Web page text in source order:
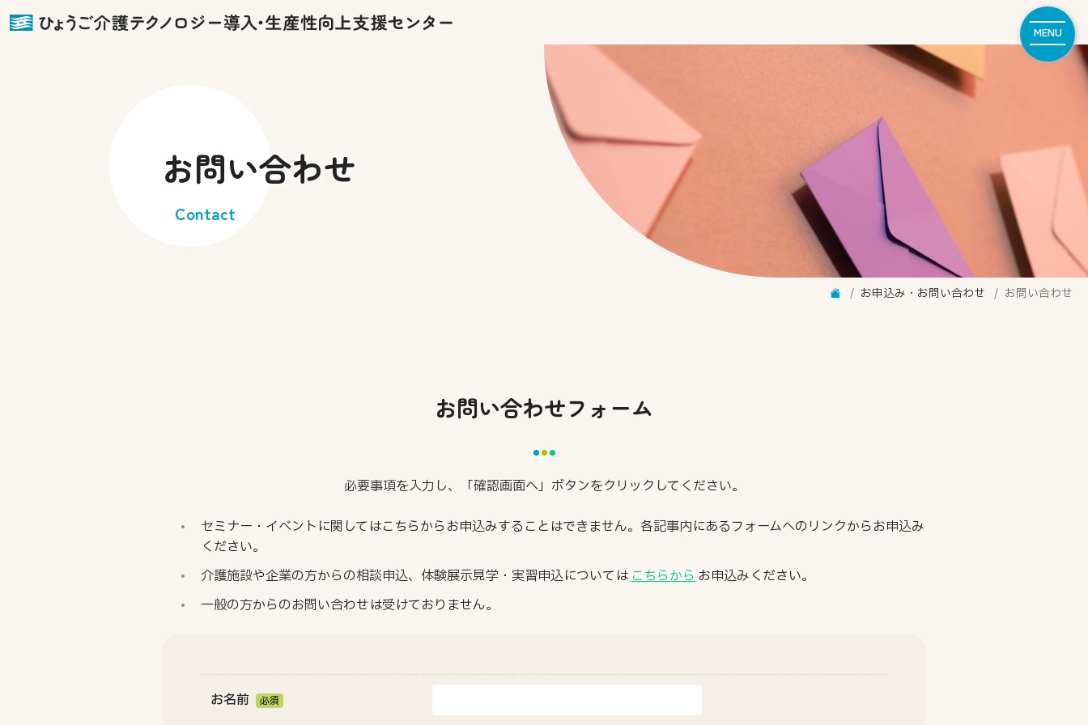
MENU
お問い合わせ
Contact
お申込み・お問い合わせ お問い合わせ
お問い合わせフォーム
必要事項を入力し、「確認画面へ」ボタンをクリックしてください。
セミナー・イベントに関してはこちらからお申込みすることはできません。各記事内にあるフォームへのリンクからお申込み
ください。
介護施設や企業の方からの相談申込、体験展示見学・実習申込についてはこちらから お申込みください。
一般の方からのお問い合わせは受けておりません。
お名前 必須